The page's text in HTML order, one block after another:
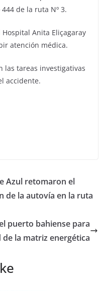
de la ruta Nº 3.
Anita Eliçagaray
atención médica.
las tareas investigativas
accidente.
Azul retomaron el
de la autovía en la ruta
puerto bahiense para
la matriz energética